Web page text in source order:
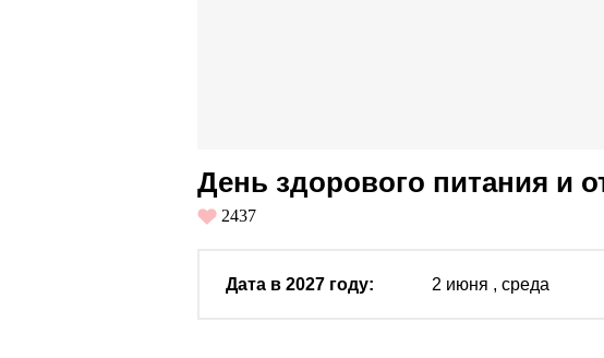
День здорового питания и
2437
Дата в 2027 году: 2 июня , среда